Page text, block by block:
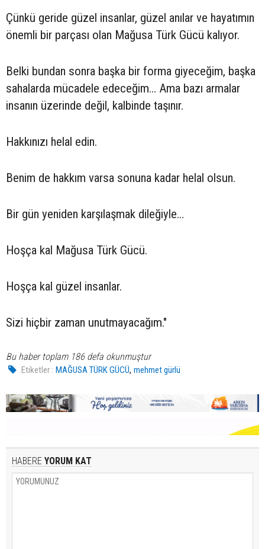
Çünkü geride güzel insanlar, güzel anılar ve hayatımın
önemli bir parçası olan Mağusa Türk Gücü kalıyor.
Belki bundan sonra başka bir forma giyeceğim, başka
sahalarda mücadele edeceğim… Ama bazı armalar
insanın üzerinde değil, kalbinde taşınır.
Hakkınızı helal edin.
Benim de hakkım varsa sonuna kadar helal olsun.
Bir gün yeniden karşılaşmak dileğiyle…
Hoşça kal Mağusa Türk Gücü.
Hoşça kal güzel insanlar.
Sizi hiçbir zaman unutmayacağım."
Bu haber toplam 186 defa okunmuştur
Etiketler : MAĞUSA TÜRK GÜCÜ,mehmet gürlü
HABERE YORUM KAT